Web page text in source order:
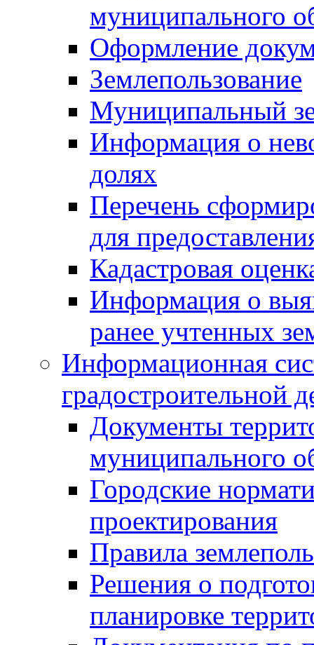
муниципального
Оформление
Землепользование
Муниципальный
Информация о
долях
Перечень
для
Кадастровая
Информация о
ранее учтенных
Информационная
градостроительной
Документы
муниципального
Городские
проектирования
Правила
Решения о
планировке